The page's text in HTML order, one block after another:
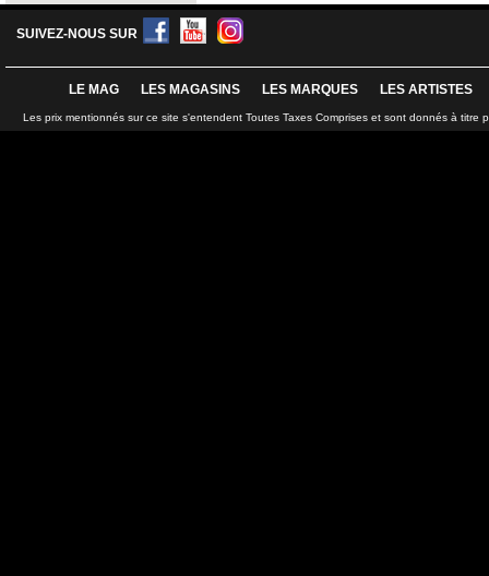
SUIVEZ-NOUS SUR
LE MAG LES MAGASINS LES MARQUES LES ARTISTES
Les prix mentionnés sur ce site s'entendent Toutes Taxes Comprises et sont donnés à